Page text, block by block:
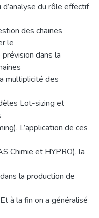
du rôle effectif
des chaines
le
dans la
multiplicité des
Lot-sizing et
L’application de ces
Chimie et HYPRO), la
la production de
à la fin on a généralisé